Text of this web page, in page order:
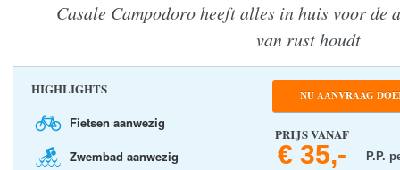
Casale Campodoro heeft alles in huis voor de
van rust houdt
HIGHLIGHTS
Fietsen aanwezig
Zwembad aanwezig
NU AANVRAAG
PRIJS VANAF
€ 35,- P.P.